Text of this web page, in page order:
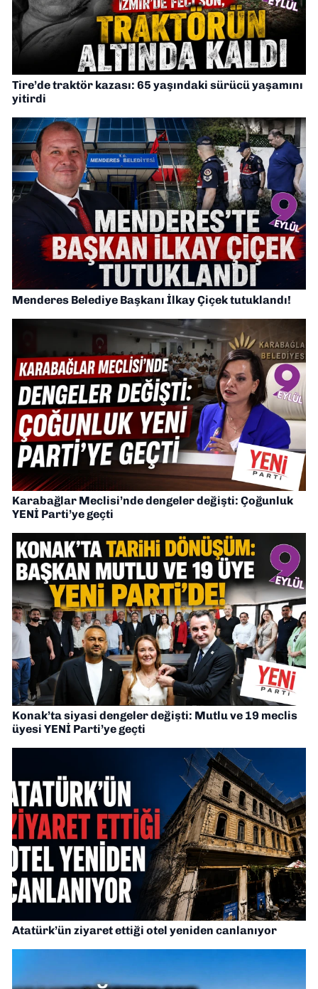
Tire’de traktör kazası: 65 yaşındaki sürücü yaşamını
yitirdi
Menderes Belediye Başkanı İlkay Çiçek tutuklandı!
Karabağlar Meclisi’nde dengeler değişti: Çoğunluk
YENİ Parti’ye geçti
Konak’ta siyasi dengeler değişti: Mutlu ve 19 meclis
üyesi YENİ Parti’ye geçti
Atatürk’ün ziyaret ettiği otel yeniden canlanıyor